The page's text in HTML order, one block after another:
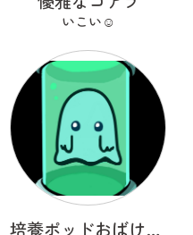
いこい☺︎
培養ポッドおばけ フライトン